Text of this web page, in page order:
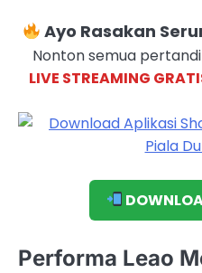
Ayo Rasakan
Nonton semua
LIVE STREAMING
Performa Leao